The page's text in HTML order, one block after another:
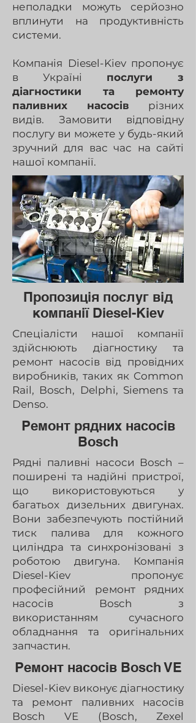
неполадки можуть серйозно
вплинути на продуктивність
системи.
Компанія Diesel-Kiev пропонує
в Україні послуги з
діагностики та ремонту
паливних насосів різних
видів. Замовити відповідну
послугу ви можете у будь-який
зручний для вас час на сайті
нашої компанії.
Пропозиція послуг від
компанії Diesel-Kiev
Спеціалісти нашої компанії
здійснюють діагностику та
ремонт насосів від провідних
виробників, таких як Common
Rail, Bosch, Delphi, Siemens та
Denso.
Ремонт рядних насосів
Bosch
Рядні паливні насоси Bosch –
поширені та надійні пристрої,
що використовуються у
багатьох дизельних двигунах.
Вони забезпечують постійний
тиск палива для кожного
циліндра та синхронізовані з
роботою двигуна. Компанія
Diesel-Kiev пропонує
професійний ремонт рядних
насосів Bosch з
використанням сучасного
обладнання та оригінальних
запчастин.
Ремонт насосів Bosch VE
Diesel-Kiev виконує діагностику
та ремонт паливних насосів
Bosch VE (Bosch, Zexel